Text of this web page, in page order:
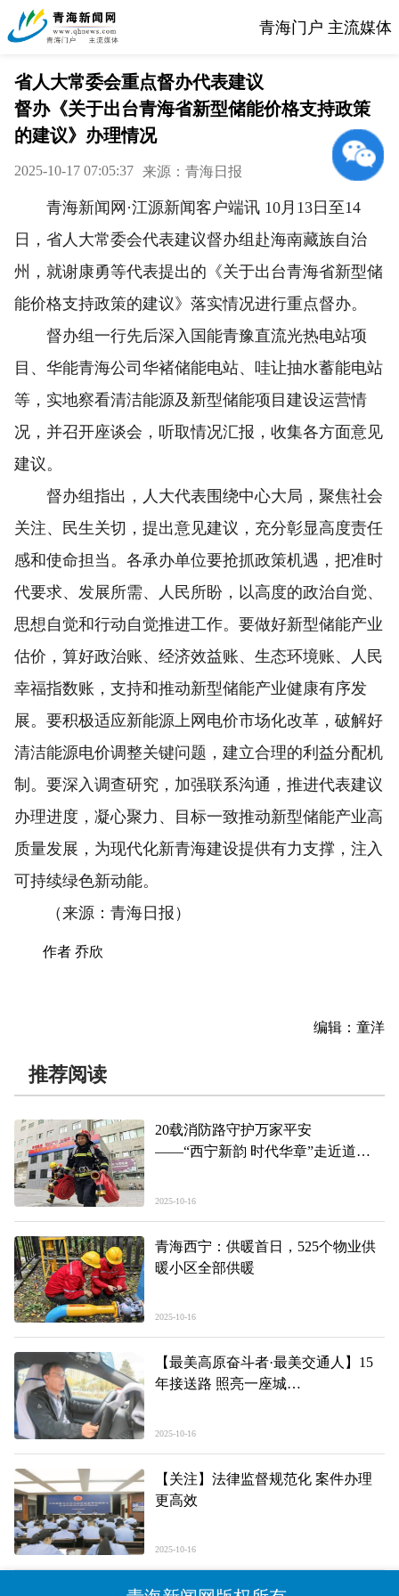
青海门户 主流媒体
省人大常委会重点督办代表建议
督办《关于出台青海省新型储能价格支持政策
的建议》办理情况
2025-10-17 07:05:37 来源：青海日报
青海新闻网·江源新闻客户端讯 10月13日至14
日，省人大常委会代表建议督办组赴海南藏族自治
州，就谢康勇等代表提出的《关于出台青海省新型储
能价格支持政策的建议》落实情况进行重点督办。
督办组一行先后深入国能青豫直流光热电站项
目、华能青海公司华褚储能电站、哇让抽水蓄能电站
等，实地察看清洁能源及新型储能项目建设运营情
况，并召开座谈会，听取情况汇报，收集各方面意见
建议。
督办组指出，人大代表围绕中心大局，聚焦社会
关注、民生关切，提出意见建议，充分彰显高度责任
感和使命担当。各承办单位要抢抓政策机遇，把准时
代要求、发展所需、人民所盼，以高度的政治自觉、
思想自觉和行动自觉推进工作。要做好新型储能产业
估价，算好政治账、经济效益账、生态环境账、人民
幸福指数账，支持和推动新型储能产业健康有序发
展。要积极适应新能源上网电价市场化改革，破解好
清洁能源电价调整关键问题，建立合理的利益分配机
制。要深入调查研究，加强联系沟通，推进代表建议
办理进度，凝心聚力、目标一致推动新型储能产业高
质量发展，为现代化新青海建设提供有力支撑，注入
可持续绿色新动能。
（来源：青海日报）
作者 乔欣
编辑：童洋
推荐阅读
20载消防路守护万家平安
——“西宁新韵 时代华章”走近道德
2025-10-16
青海西宁：供暖首日，525个物业供
暖小区全部供暖
2025-10-16
【最美高原奋斗者·最美交通人】15
年接送路 照亮一座城
2025-10-16
【关注】法律监督规范化 案件办理
更高效
2025-10-16